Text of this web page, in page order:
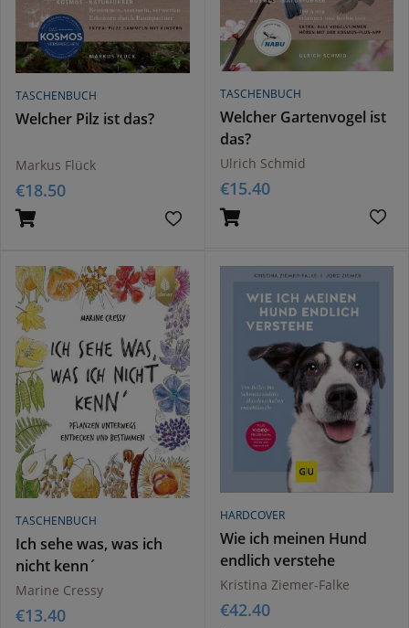
TASCHENBUCH
Welcher Pilz ist das?
Markus Flück
€18.50
TASCHENBUCH
Welcher Gartenvogel ist
das?
Ulrich Schmid
€15.40
TASCHENBUCH
Ich sehe was, was ich
nicht kenn´
Marine Cressy
€13.40
HARDCOVER
Wie ich meinen Hund
endlich verstehe
Kristina Ziemer-Falke
€42.40